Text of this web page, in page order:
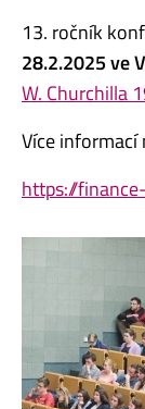
13. ročník
28.2.2025 ve
W. Churchilla
Více informací
https://